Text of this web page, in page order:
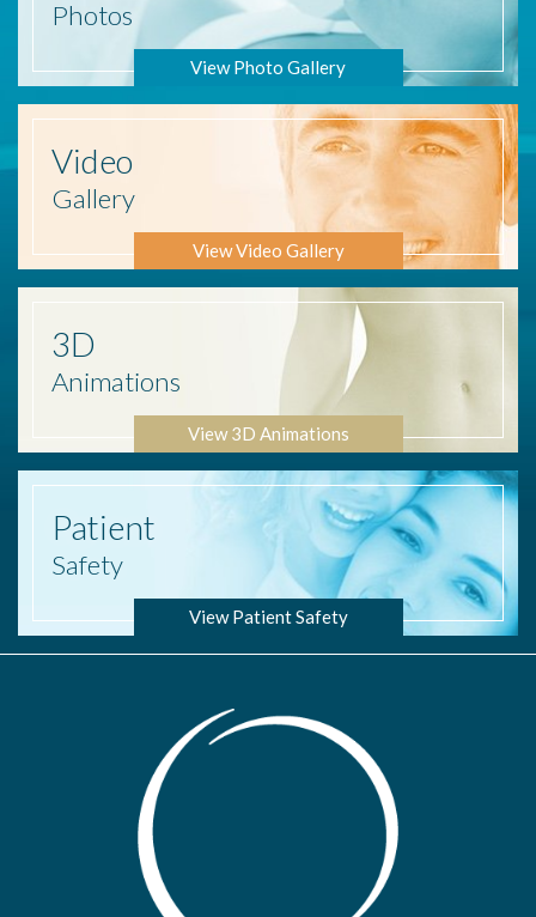
Photos
View Photo Gallery
Video
Gallery
View Video Gallery
3D
Animations
View 3D Animations
Patient
Safety
View Patient Safety